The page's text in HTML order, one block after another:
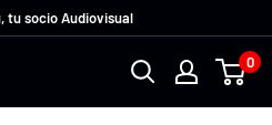
tu socio Audiovisual
0